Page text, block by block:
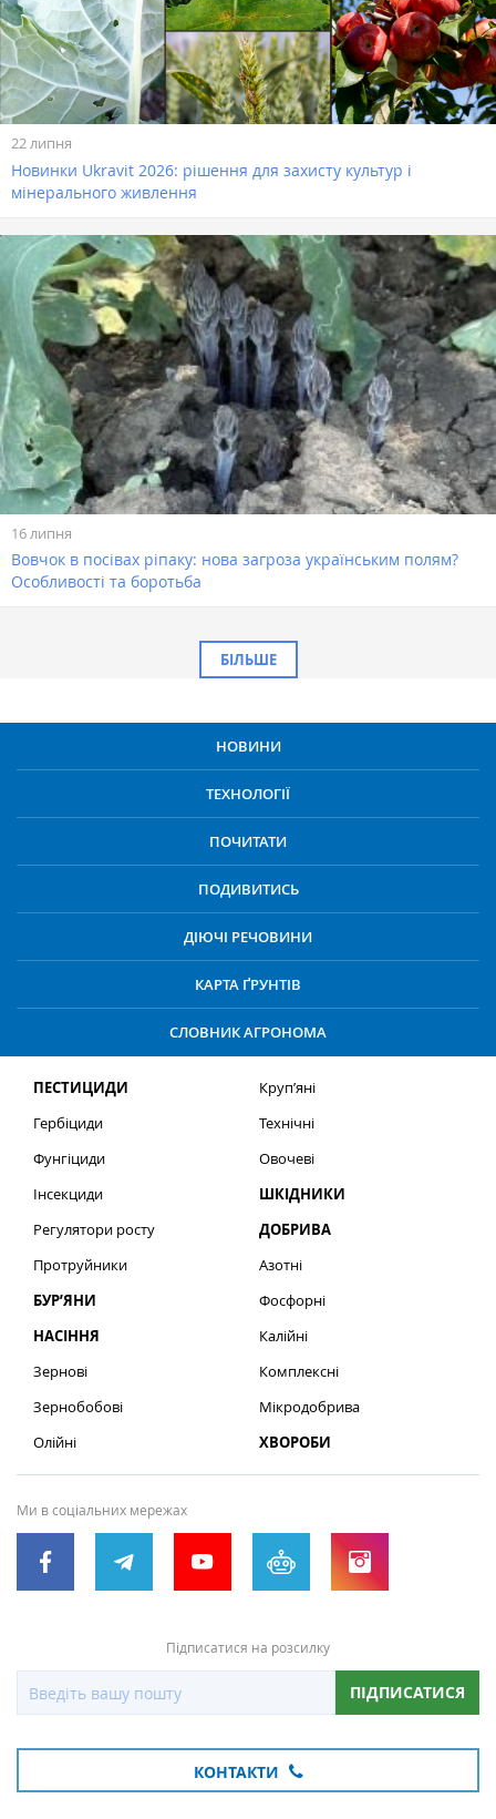
22 липня
Новинки Ukravit 2026: рішення для захисту культур і
мінерального живлення
16 липня
Вовчок в посівах ріпаку: нова загроза українським полям?
Особливості та боротьба
БІЛЬШЕ
НОВИНИ
ТЕХНОЛОГІЇ
ПОЧИТАТИ
ПОДИВИТИСЬ
ДІЮЧІ РЕЧОВИНИ
КАРТА ҐРУНТІВ
СЛОВНИК АГРОНОМА
ПЕСТИЦИДИ
Гербіциди
Фунгіциди
Інсекциди
Регулятори росту
Протруйники
БУР’ЯНИ
НАСІННЯ
Зернові
Зернобобові
Олійні
Круп’яні
Технічні
Овочеві
ШКІДНИКИ
ДОБРИВА
Азотні
Фосфорні
Калійні
Комплексні
Мікродобрива
ХВОРОБИ
Ми в соціальних мережах
Підписатися на розсилку
ПІДПИСАТИСЯ
КОНТАКТИ